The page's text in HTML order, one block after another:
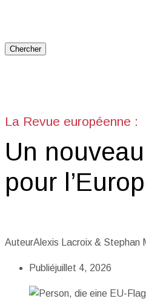
Chercher
La Revue européenne :
Un
pour
AuteurAlexis Lacroix & Stephan
Publiéjuillet 4, 2026